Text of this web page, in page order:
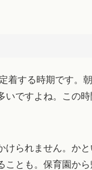
着する時期です。
いですよね。この
られません。か
とも。保育園か